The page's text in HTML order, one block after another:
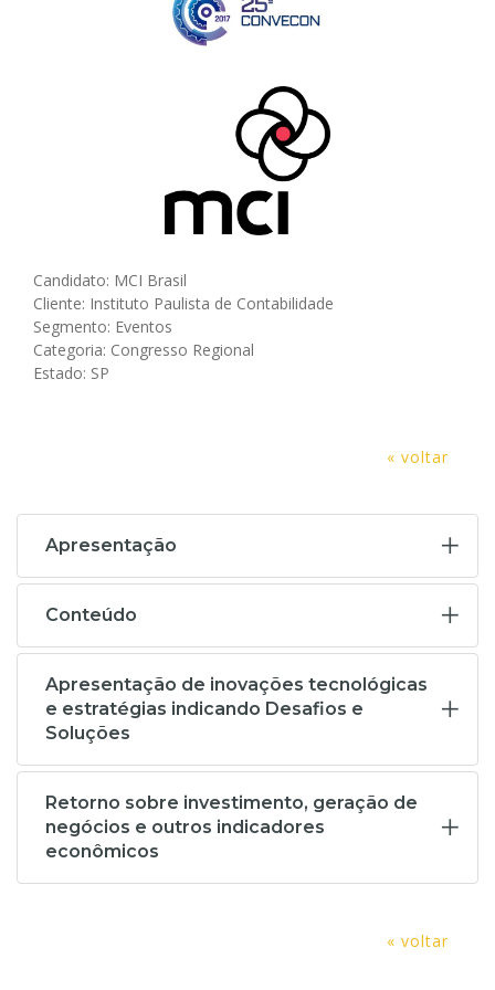
Candidato: MCI Brasil
Cliente: Instituto Paulista de Contabilidade
Segmento: Eventos
Categoria: Congresso Regional
Estado: SP
« voltar
Apresentação
Conteúdo
Apresentação de inovações tecnológicas
e estratégias indicando Desafios e
Soluções
Retorno sobre investimento, geração de
negócios e outros indicadores
econômicos
« voltar